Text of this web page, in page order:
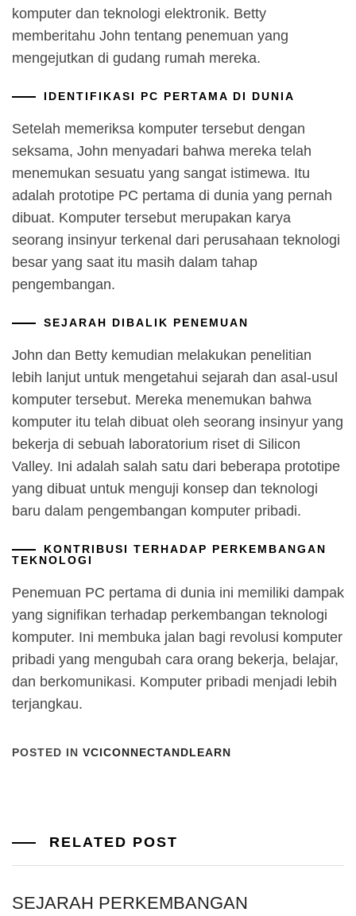
komputer dan teknologi elektronik. Betty
memberitahu John tentang penemuan yang
mengejutkan di gudang rumah mereka.
IDENTIFIKASI PC PERTAMA DI DUNIA
Setelah memeriksa komputer tersebut dengan
seksama, John menyadari bahwa mereka telah
menemukan sesuatu yang sangat istimewa. Itu
adalah prototipe PC pertama di dunia yang pernah
dibuat. Komputer tersebut merupakan karya
seorang insinyur terkenal dari perusahaan teknologi
besar yang saat itu masih dalam tahap
pengembangan.
SEJARAH DIBALIK PENEMUAN
John dan Betty kemudian melakukan penelitian
lebih lanjut untuk mengetahui sejarah dan asal-usul
komputer tersebut. Mereka menemukan bahwa
komputer itu telah dibuat oleh seorang insinyur yang
bekerja di sebuah laboratorium riset di Silicon
Valley. Ini adalah salah satu dari beberapa prototipe
yang dibuat untuk menguji konsep dan teknologi
baru dalam pengembangan komputer pribadi.
KONTRIBUSI TERHADAP PERKEMBANGAN
TEKNOLOGI
Penemuan PC pertama di dunia ini memiliki dampak
yang signifikan terhadap perkembangan teknologi
komputer. Ini membuka jalan bagi revolusi komputer
pribadi yang mengubah cara orang bekerja, belajar,
dan berkomunikasi. Komputer pribadi menjadi lebih
terjangkau.
POSTED IN VCICONNECTANDLEARN
RELATED POST
SEJARAH PERKEMBANGAN